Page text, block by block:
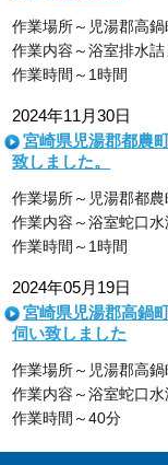
作業場所～児湯郡高
作業内容～浴室排水詰
作業時間～1時間
2024年11月30日
宮崎県児湯郡都農
致しました。
作業場所～児湯郡都農
作業内容～浴室蛇口
作業時間～1時間
2024年05月19日
宮崎県児湯郡高鍋
伺い致しました
作業場所～児湯郡高鍋
作業内容～浴室蛇口水
作業時間～40分